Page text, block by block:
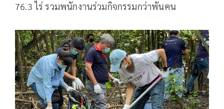
76.3 ไร่ รวมพนักงานร่วมกิจกรรมกว่าพันคน